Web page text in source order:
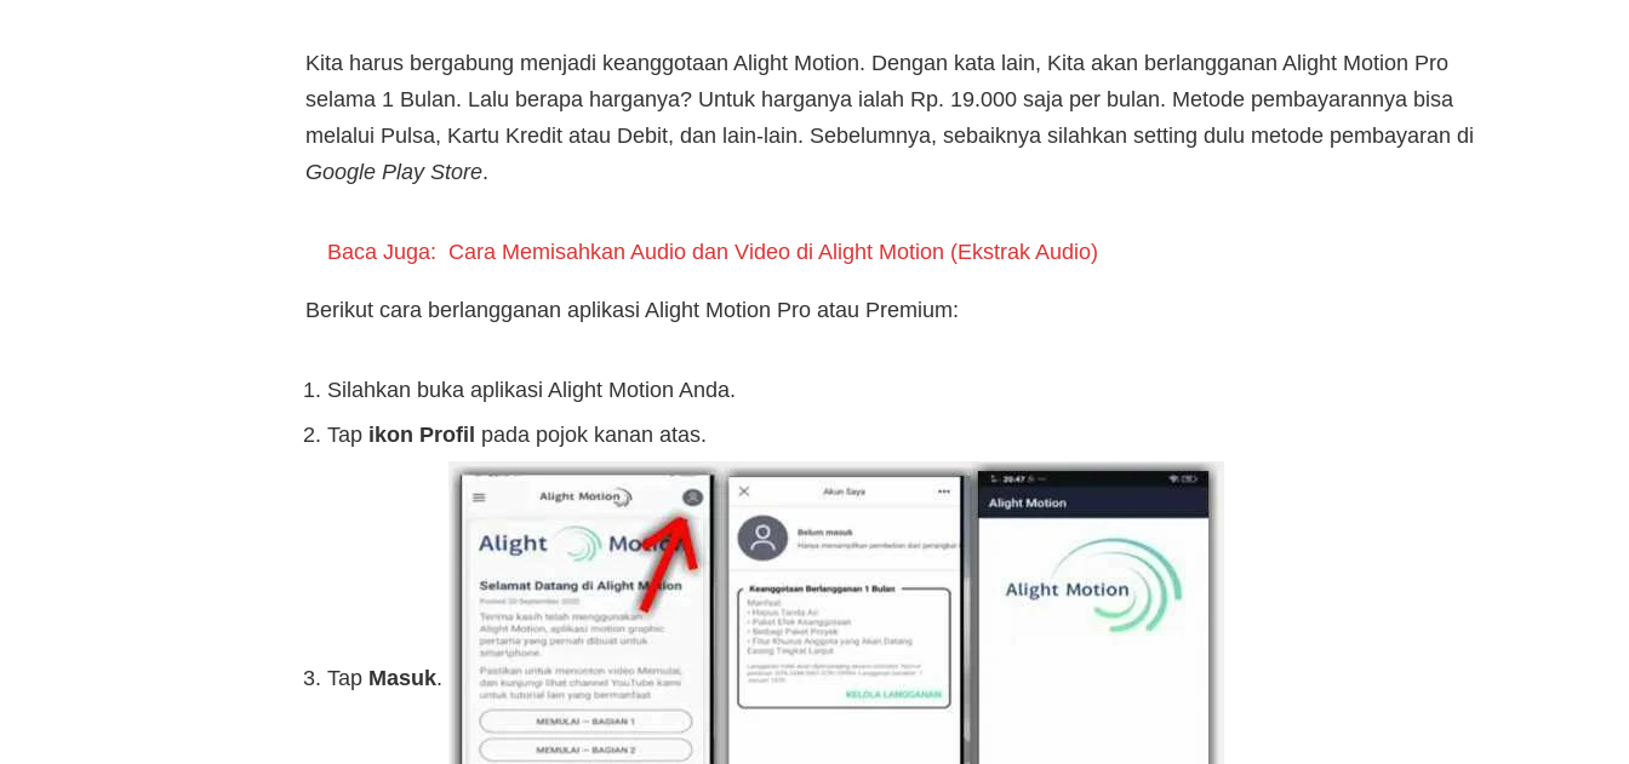
Kita harus bergabung menjadi keanggotaan Alight Motion. Dengan kata lain, Kita akan berlangganan Alight Motion Pro
selama 1 Bulan. Lalu berapa harganya? Untuk harganya ialah Rp. 19.000 saja per bulan. Metode pembayarannya bisa
melalui Pulsa, Kartu Kredit atau Debit, dan lain-lain. Sebelumnya, sebaiknya silahkan setting dulu metode pembayaran di
Google Play Store.
Baca Juga: Cara Memisahkan Audio dan Video di Alight Motion (Ekstrak Audio)
Berikut cara berlangganan aplikasi Alight Motion Pro atau Premium:
Silahkan buka aplikasi Alight Motion Anda.
Tap ikon Profil pada pojok kanan atas.
Tap Masuk.